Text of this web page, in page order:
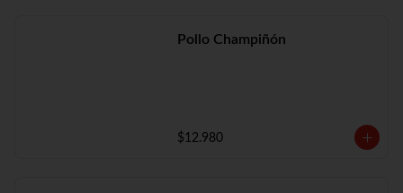
Pollo Champiñón
$12.980